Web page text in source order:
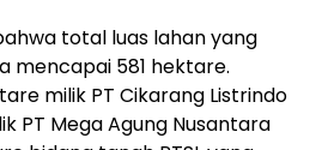
total luas lahan yang
mencapai 581 hektare.
milik PT Cikarang Listrindo
PT Mega Agung Nusantara